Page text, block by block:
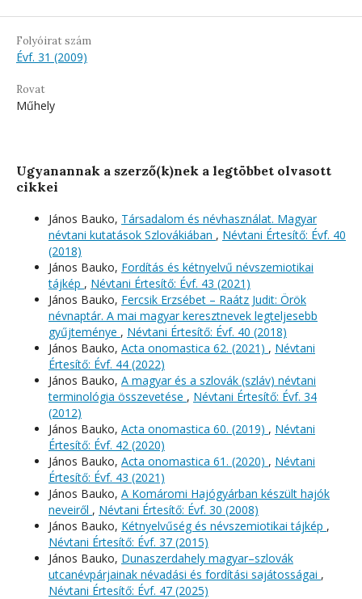
Folyóirat szám
Évf. 31 (2009)
Rovat
Műhely
Ugyanannak a szerző(k)nek a legtöbbet olvasott
cikkei
János Bauko, Társadalom és névhasználat. Magyar
névtani kutatások Szlovákiában , Névtani Értesítő: Évf. 40
(2018)
János Bauko, Fordítás és kétnyelvű névszemiotikai
tájkép , Névtani Értesítő: Évf. 43 (2021)
János Bauko, Fercsik Erzsébet – Raátz Judit: Örök
névnaptár. A mai magyar keresztnevek legteljesebb
gyűjteménye , Névtani Értesítő: Évf. 40 (2018)
János Bauko, Acta onomastica 62. (2021) , Névtani
Értesítő: Évf. 44 (2022)
János Bauko, A magyar és a szlovák (szláv) névtani
terminológia összevetése , Névtani Értesítő: Évf. 34
(2012)
János Bauko, Acta onomastica 60. (2019) , Névtani
Értesítő: Évf. 42 (2020)
János Bauko, Acta onomastica 61. (2020) , Névtani
Értesítő: Évf. 43 (2021)
János Bauko, A Komáromi Hajógyárban készült hajók
neveiről , Névtani Értesítő: Évf. 30 (2008)
János Bauko, Kétnyelvűség és névszemiotikai tájkép ,
Névtani Értesítő: Évf. 37 (2015)
János Bauko, Dunaszerdahely magyar–szlovák
utcanévpárjainak névadási és fordítási sajátosságai ,
Névtani Értesítő: Évf. 47 (2025)